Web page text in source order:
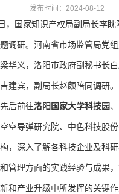
发布时间：2024-08-12
，国家知识产权局副局长李眈
调研。河南省市场监管局党
华义，洛阳市政府副秘书长
建宾，副局长赵颇陪同调研。
后前往洛阳国家大学科技园
空导弹研究院、中色科技股
，深入了解各科技企业及科
管理方面的实践经验与成果
和产业升级中所发挥的关键作